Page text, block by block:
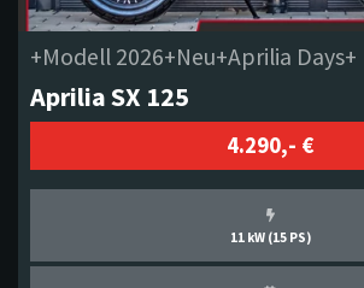
+Modell 2026+Neu+Aprilia Days+
Aprilia SX 125
4.290,- €
11 kW (15 PS)